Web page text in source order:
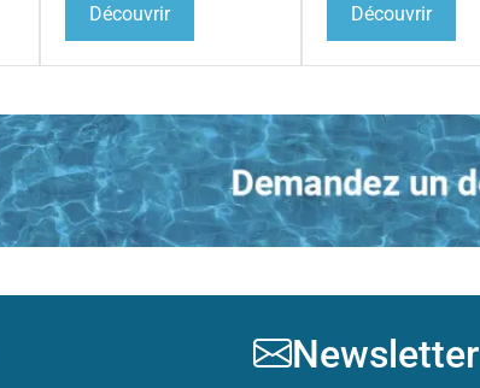
Découvrir Découvrir
Newsletter